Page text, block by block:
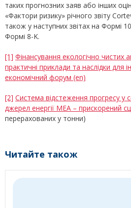
таких прогнозних заяв або інших
«Фактори ризику» річного звіту
також у наступних звітах на Формі
Формі 8-K.
[1] Фінансування екологічно чистих
практичні приклади та наслідки для
економічний форум (en)
[2] Система відстеження прогресу у
джерел енергії МЕА – прискорений
перерахованих у тонни)
Читайте також